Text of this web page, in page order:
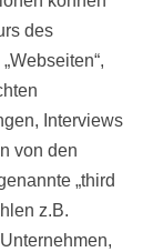
des
Interviews
von den
„third
z.B.